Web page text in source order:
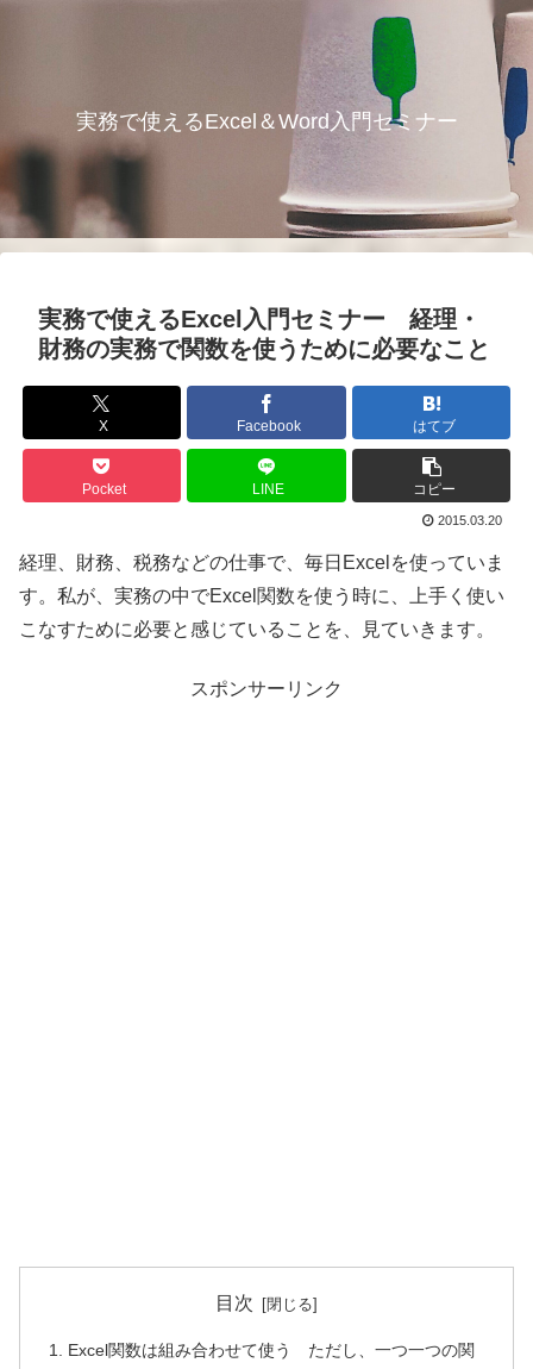
実務で使えるExcel＆Word入門セミナー
実務で使えるExcel入門セミナー 経理・
財務の実務で関数を使うために必要なこと
X Facebook はてブ
Pocket LINE コピー
2015.03.20
経理、財務、税務などの仕事で、毎日Excelを使っていま
す。私が、実務の中でExcel関数を使う時に、上手く使い
こなすために必要と感じていることを、見ていきます。
スポンサーリンク
目次
Excel関数は組み合わせて使う ただし、一つ一つの関